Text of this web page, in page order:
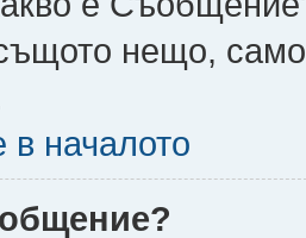
нещо,
в началото